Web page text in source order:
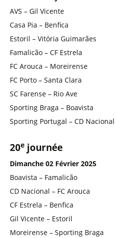
AVS – Gil Vicente
Casa Pia – Benfica
Estoril – Vitória Guimarães
Famalicão – CF Estrela
FC Arouca – Moreirense
FC Porto – Santa Clara
SC Farense – Rio Ave
Sporting Braga – Boavista
Sporting Portugal – CD Nacional
20e journée
Dimanche 02 Février 2025
Boavista – Famalicão
CD Nacional – FC Arouca
CF Estrela – Benfica
Gil Vicente – Estoril
Moreirense – Sporting Braga